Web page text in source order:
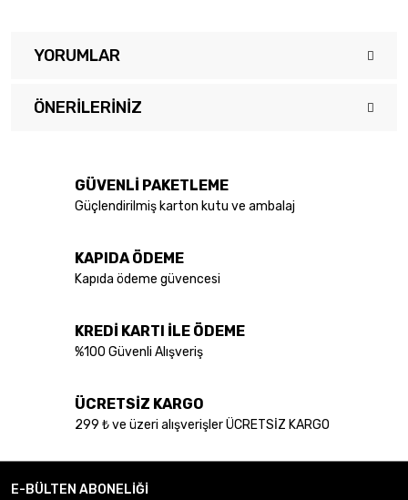
YORUMLAR
Bu ürüne ilk yorumu siz yapın!
ÖNERILERINIZ
tarafımıza iletebilirsiniz.
Görüş ve önerileriniz için teşekkür ederiz.
Ürün açıklamasında eksik bilgiler bulunuyor.
Ürün bilgilerinde hatalar bulunuyor.
Bu ürüne benzer farklı alternatifler olmalı.
Gönder
GÜVENLİ PAKETLEME
Güçlendirilmiş karton kutu ve ambalaj
KAPIDA ÖDEME
Kapıda ödeme güvencesi
KREDİ KARTI İLE ÖDEME
%100 Güvenli Alışveriş
ÜCRETSİZ KARGO
299 ₺ ve üzeri alışverişler ÜCRETSİZ KARGO
E-BÜLTEN ABONELİĞİ